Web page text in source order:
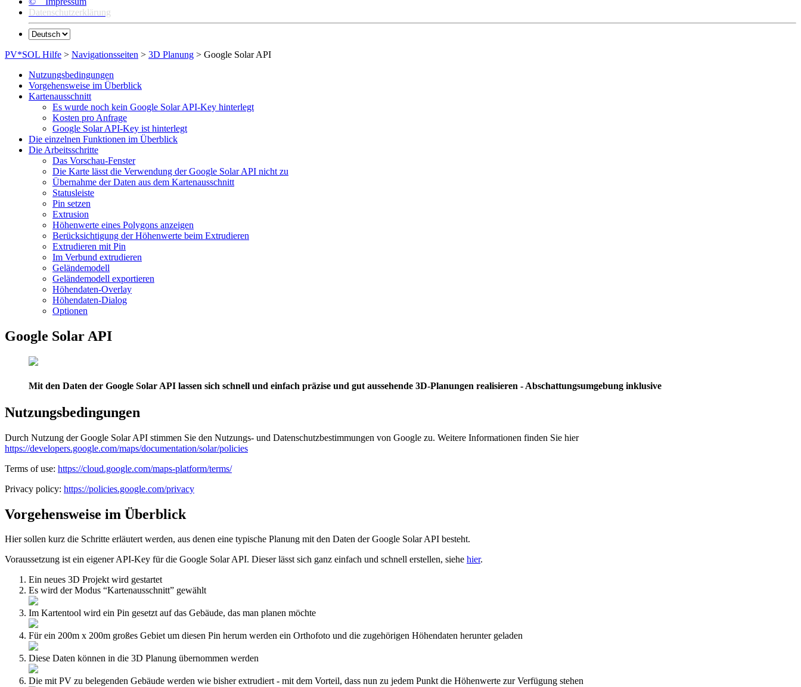
Datenschutzerklärung
PV*SOL Hilfe > Navigationsseiten > 3D Planung > Google Solar API
Nutzungsbedingungen
Vorgehensweise im Überblick
Kartenausschnitt
Es wurde noch kein Google Solar API-Key hinterlegt
Kosten pro Anfrage
Google Solar API-Key ist hinterlegt
Die einzelnen Funktionen im Überblick
Die Arbeitsschritte
Das Vorschau-Fenster
Die Karte lässt die Verwendung der Google Solar API nicht zu
Übernahme der Daten aus dem Kartenausschnitt
Statusleiste
Pin setzen
Extrusion
Höhenwerte eines Polygons anzeigen
Berücksichtigung der Höhenwerte beim Extrudieren
Extrudieren mit Pin
Im Verbund extrudieren
Geländemodell
Geländemodell exportieren
Höhendaten-Overlay
Höhendaten-Dialog
Optionen
Google Solar API
Mit den Daten der Google Solar API lassen sich schnell und einfach präzise und gut aussehende 3D-Planungen realisieren - Abschattungsumgebung inklusive
Nutzungsbedingungen
Durch Nutzung der Google Solar API stimmen Sie den Nutzungs- und Datenschutzbestimmungen von Google zu. Weitere Informationen finden Sie hier
https://developers.google.com/maps/documentation/solar/policies
Terms of use: https://cloud.google.com/maps-platform/terms/
Privacy policy: https://policies.google.com/privacy
Vorgehensweise im Überblick
Hier sollen kurz die Schritte erläutert werden, aus denen eine typische Planung mit den Daten der Google Solar API besteht.
Voraussetzung ist ein eigener API-Key für die Google Solar API. Dieser lässt sich ganz einfach und schnell erstellen, siehe hier.
Ein neues 3D Projekt wird gestartet
Es wird der Modus “Kartenausschnitt” gewählt
Im Kartentool wird ein Pin gesetzt auf das Gebäude, das man planen möchte
Für ein 200m x 200m großes Gebiet um diesen Pin herum werden ein Orthofoto und die zugehörigen Höhendaten herunter geladen
Diese Daten können in die 3D Planung übernommen werden
Die mit PV zu belegenden Gebäude werden wie bisher extrudiert - mit dem Vorteil, dass nun zu jedem Punkt die Höhenwerte zur Verfügung stehen